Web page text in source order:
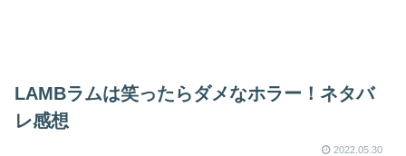
LAMBラムは笑ったらダメなホラー！ネタバ
レ感想
2022.05.30